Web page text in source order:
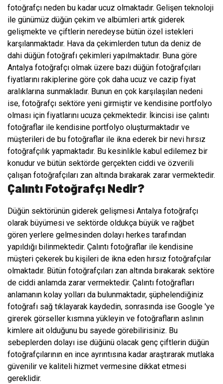
fotoğrafçı neden bu kadar ucuz olmaktadır. Gelişen teknoloji
ile günümüz düğün çekim ve albümleri artık giderek
gelişmekte ve çiftlerin neredeyse bütün özel istekleri
karşılanmaktadır. Hava da çekimlerden tutun da deniz de
dahi düğün fotoğrafı çekimleri yapılmaktadır. Buna göre
Antalya fotoğrafçı olmak üzere bazı düğün fotoğrafçıları
fiyatlarını rakiplerine göre çok daha ucuz ve cazip fiyat
aralıklarına sunmakladır. Bunun en çok karşılaşılan nedeni
ise, fotoğrafçı sektöre yeni girmiştir ve kendisine portfolyo
olması için fiyatlarını ucuza çekmektedir. İkincisi ise çalıntı
fotoğraflar ile kendisine portfolyo oluşturmaktadır ve
müşterileri de bu fotoğraflar ile ikna ederek bir nevi hırsız
fotoğrafçılık yapmaktadır. Bu kesinlikle kabul edilemez bir
konudur ve bütün sektörde gerçekten ciddi ve özverili
çalışan fotoğrafçıları zan altında bırakarak zarar vermektedir.
Çalıntı Fotoğrafçı Nedir?
Düğün sektörünün giderek gelişmesi Antalya fotoğrafçı
olarak büyümesi ve sektörde oldukça büyük ve rağbet
gören yerlere gelmesinden dolayı herkes tarafından
yapıldığı bilinmektedir. Çalıntı fotoğraflar ile kendisine
müşteri çekerek bu kişileri de ikna eden hırsız fotoğrafçılar
olmaktadır. Bütün fotoğrafçıları zan altında bırakarak sektöre
de ciddi anlamda zarar vermektedir. Çalıntı fotoğrafları
anlamanın kolay yolları da bulunmaktadır, şüphelendiğiniz
fotoğrafı sağ tıklayarak kaydedin, sonrasında ise Google 'ye
girerek görseller kısmına yükleyin ve fotoğrafların aslının
kimlere ait olduğunu bu sayede görebilirisiniz. Bu
sebeplerden dolayı ise düğünü olacak genç çiftlerin düğün
fotoğrafçılarının en ince ayrıntısına kadar araştırarak mutlaka
güvenilir ve kaliteli hizmet vermesine dikkat etmesi
gereklidir.